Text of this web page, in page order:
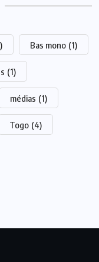
Bas mono (1)
(1)
médias (1)
Togo (4)